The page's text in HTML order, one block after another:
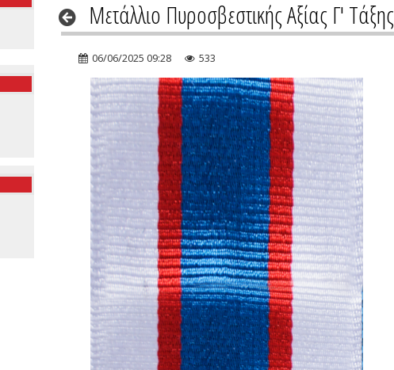
Μετάλλιο Πυροσβεστικής Αξίας Γ' Τάξης
06/06/2025 09:28 533